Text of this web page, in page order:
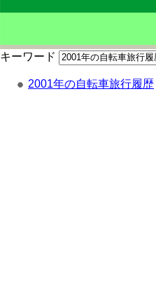
キーワード
2001年の自転車旅行履歴